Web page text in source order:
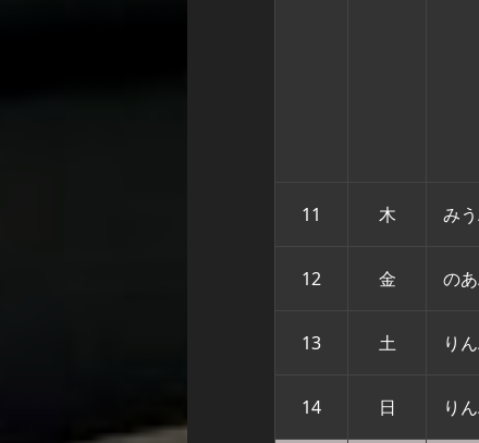
11 木 み
12 金 の
13 土 り
14 日 り